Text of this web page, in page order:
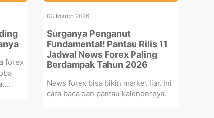
forex
03 March 2026
Surganya Penganut
Fundamental! Pantau Rilis 11
Jadwal News Forex Paling
Berdampak Tahun 2026
News forex bisa bikin market liar. Ini
cara baca dan pantau kalendernya.